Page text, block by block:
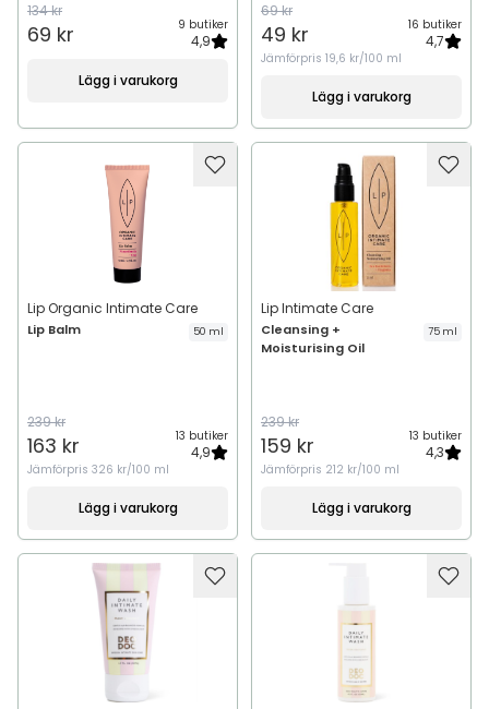
134 kr
69 kr 9 butiker
4,9
Lägg i varukorg
69 kr
49 kr 16 butiker
4,7
Jämförpris 19,6 kr/100 ml
Lägg i varukorg
Lip Organic Intimate Care
Lip Balm 50 ml
239 kr
163 kr 13 butiker
4,9
Jämförpris 326 kr/100 ml
Lägg i varukorg
Lip Intimate Care
Cleansing +
Moisturising Oil
75 ml
239 kr
159 kr 13 butiker
4,3
Jämförpris 212 kr/100 ml
Lägg i varukorg